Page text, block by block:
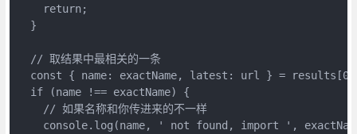
    return;
  }
  // 取结果中最相关的一条
const { name: exactName, latest: url } =
  if (name !== exactName) {
    // 如果名称和你传进来的不一样
console.log(name, ' not found, import ',